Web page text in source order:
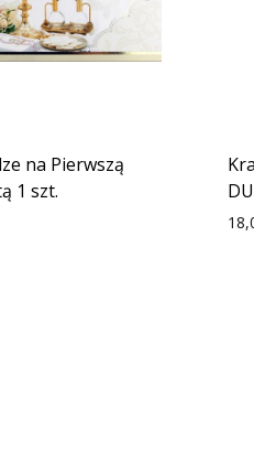
na Pierwszą
1 szt.